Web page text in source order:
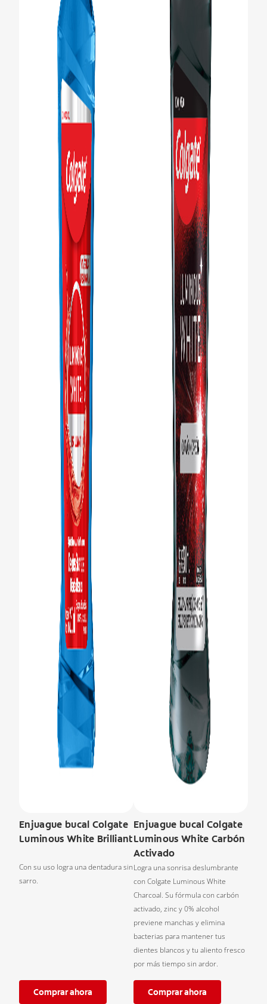
Enjuague bucal Colgate
Luminous White Brilliant
Con su uso logra una dentadura sin
sarro.
Comprar ahora
Enjuague bucal Colgate
Luminous White Carbón
Activado
Logra una sonrisa deslumbrante
con Colgate Luminous White
Charcoal. Su fórmula con carbón
activado, zinc y 0% alcohol
previene manchas y elimina
bacterias para mantener tus
dientes blancos y tu aliento fresco
por más tiempo sin ardor.
Comprar ahora